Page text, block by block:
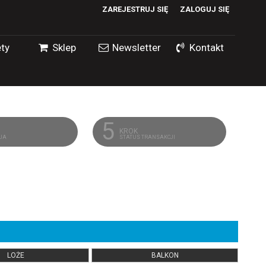
ZAREJESTRUJ SIĘ ZALOGUJ SIĘ
Sklep Newsletter Kontakt
5 KROK
STATUS TRANSAKCJI
LOŻE BALKON